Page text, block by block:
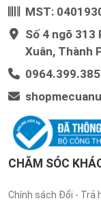
MST:
Số 4 ngõ 313
Xuân, Thành
0964.399.385
CHĂM SÓC
Chính sách Đổi - Trả